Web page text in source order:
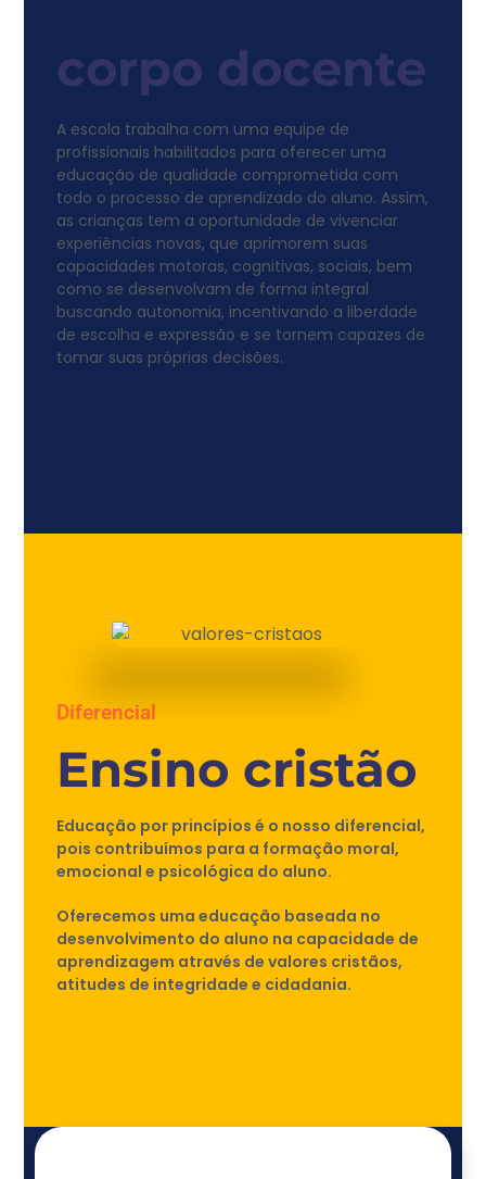
corpo docente
A escola trabalha com uma equipe de
profissionais habilitados para oferecer uma
educação de qualidade comprometida com
todo o processo de aprendizado do aluno. Assim,
as crianças tem a oportunidade de vivenciar
experiências novas, que aprimorem suas
capacidades motoras, cognitivas, sociais, bem
como se desenvolvam de forma integral
buscando autonomia, incentivando a liberdade
de escolha e expressão e se tornem capazes de
tomar suas próprias decisões.
Diferencial
Ensino cristão
Educação por princípios é o nosso diferencial,
pois contribuímos para a formação moral,
emocional e psicológica do aluno.
Oferecemos uma educação baseada no
desenvolvimento do aluno na capacidade de
aprendizagem através de valores cristãos,
atitudes de integridade e cidadania.